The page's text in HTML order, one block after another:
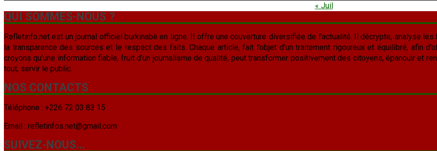
« Juil
QUI SOMMES-NOUS ?
Refletinfo.net est un journal officiel burkinabè en ligne. Il offre une couverture diversifiée de l'actualité. Il décrypte, analyse
la transparence des sources et le respect des faits. Chaque article, fait l’objet d’un traitement rigoureux et équilibré, afin
croyons qu’une information fiable, fruit d’un journalisme de qualité, peut transformer positivement des citoyens, épanouir et
tout, servir le public.
NOS CONTACTS
Téléphone : +226 72 03 83 15
Email : refletinfos.net@gmail.com
SUIVEZ-NOUS…